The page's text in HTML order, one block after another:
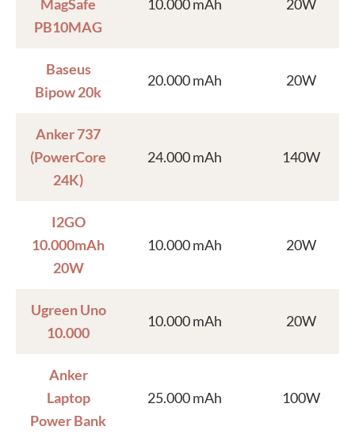
MagSafe
PB10MAG
10.000 mAh 20W
Baseus
Bipow 20k
20.000 mAh 20W
Anker 737
(PowerCore
24K)
24.000 mAh 140W
I2GO
10.000mAh
20W
10.000 mAh 20W
Ugreen Uno
10.000
10.000 mAh 20W
Anker
Laptop
Power Bank
25.000 mAh 100W